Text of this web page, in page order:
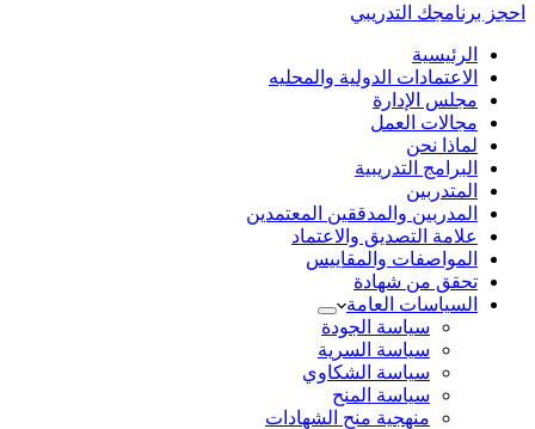
احجز برنامجك التدريبي
الرئيسية
الاعتمادات الدولية والمحليه
مجلس الإدارة
مجالات العمل
لماذا نحن
البرامج التدريبية
المتدربين
المدربين والمدققين المعتمدين
علامة التصديق والاعتماد
المواصفات والمقاييس
تحقق من شهادة
السياسات العامة
سياسة الجودة
سياسة السرية
سياسة الشكاوي
سياسة المنح
منهجية منح الشهادات